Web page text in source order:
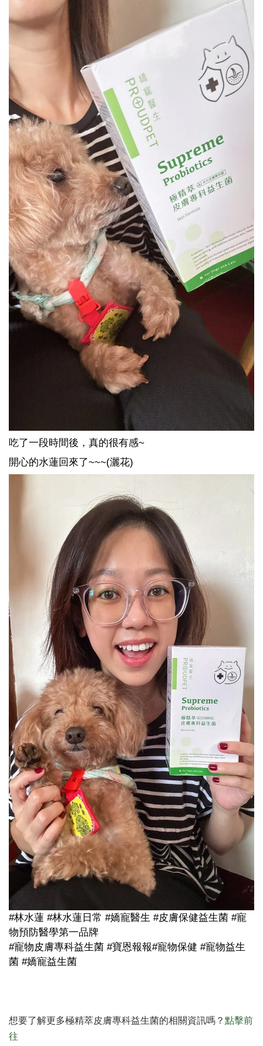
吃了一段時間後，真的很有感~
開心的水蓮回來了~~~(灑花)
#林水蓮 #林水蓮日常 #嬌寵醫生 #皮膚保健益生菌 #寵
物預防醫學第一品牌
#寵物皮膚專科益生菌 #寶恩報報#寵物保健 #寵物益生
菌 #嬌寵益生菌
想要了解更多極精萃皮膚專科益生菌的相關資訊嗎？ 點擊前
往